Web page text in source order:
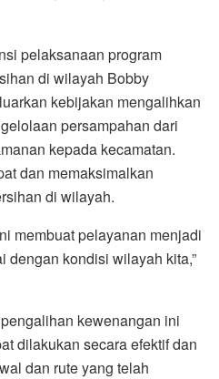
pelaksanaan program
di wilayah Bobby
kebijakan mengalihkan
persampahan dari
kepada kecamatan.
dan memaksimalkan
di wilayah.
membuat pelayanan menjadi
dengan kondisi wilayah kita,”
kewenangan ini
dilakukan secara efektif dan
dan rute yang telah